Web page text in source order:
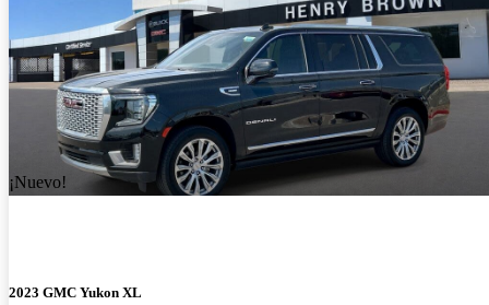
¡Nuevo!
2023 GMC Yukon XL